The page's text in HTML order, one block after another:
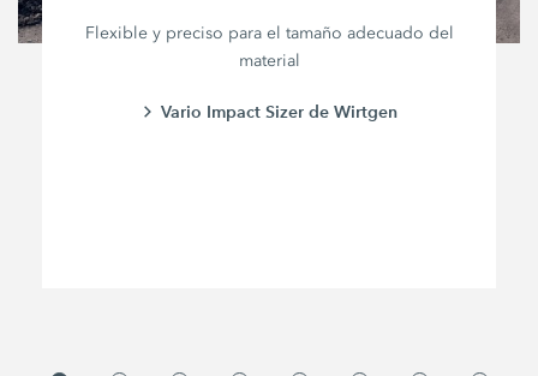
Flexible y preciso para el tamaño adecuado del
material
Vario Impact Sizer de Wirtgen